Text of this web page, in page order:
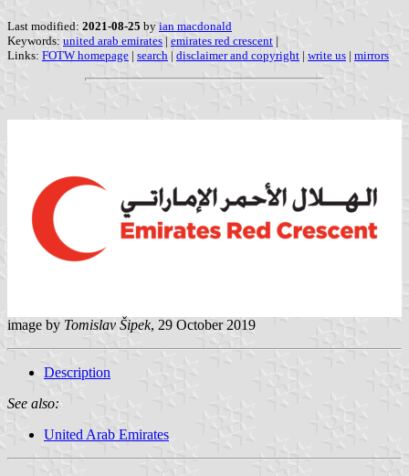
Last modified: 2021-08-25 by ian macdonald
Keywords: united arab emirates | emirates red crescent |
Links: FOTW homepage | search | disclaimer and copyright | write us | mirrors
image by Tomislav Šipek, 29 October 2019
Description
See also:
United Arab Emirates